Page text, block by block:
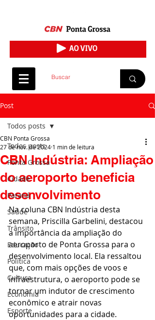
Post
Todos posts
Ponta Grossa
Cidade
Paraná
Saúde
Trânsito
Educação
Política
Cultura
Economia
Esporte
Todos posts
CBN Indústria: Ampliação
do aeroporto beneficia
desenvolvimento
CBN Ponta Grossa
27 de nov. de 2024 1 min de leitura
Na coluna CBN Indústria desta
semana, Priscilla Garbelini, destacou
a importância da ampliação do
aeroporto de Ponta Grossa para o
desenvolvimento local. Ela ressaltou
que, com mais opções de voos e
infraestrutura, o aeroporto pode se
tornar um indutor de crescimento
econômico e atrair novas
oportunidades para a cidade.